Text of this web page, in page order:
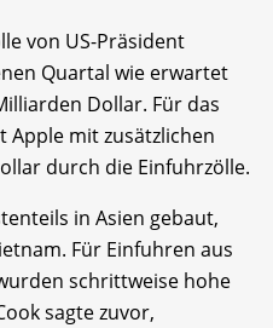
von US-Präsident
Quartal wie erwartet
Dollar. Für das
Apple mit zusätzlichen
durch die Einfuhrzölle.
in Asien gebaut,
Für Einfuhren aus
schrittweise hohe
sagte zuvor,